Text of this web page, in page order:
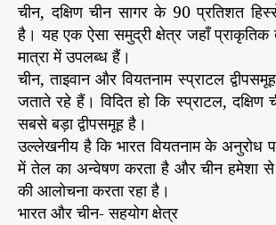
चीन, दक्षिण चीन सागर के 90 प्रतिशत
है। यह एक ऐसा समुद्री क्षेत्र जहाँ
मात्रा में उपलब्ध हैं।
चीन, ताइवान और वियतनाम स्प्राटल
जताते रहे हैं। विदित हो कि स्प्राटल, दक्षिण
सबसे बड़ा द्वीपसमूह है।
उल्लेखनीय है कि भारत वियतनाम के अनुरोध
में तेल का अन्वेषण करता है और चीन हमेशा
की आलोचना करता रहा है।
भारत और चीन- सहयोग क्षेत्र